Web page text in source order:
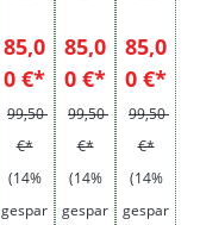
85,0
0 €*
99,50
€*
(14%
gespar
85,0
0 €*
99,50
€*
(14%
gespar
85,0
0 €*
99,50
€*
(14%
gespar